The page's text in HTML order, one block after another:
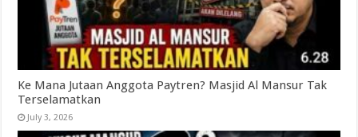
Ke Mana Jutaan Anggota Paytren? Masjid Al Mansur Tak
Terselamatkan
July 3, 2026